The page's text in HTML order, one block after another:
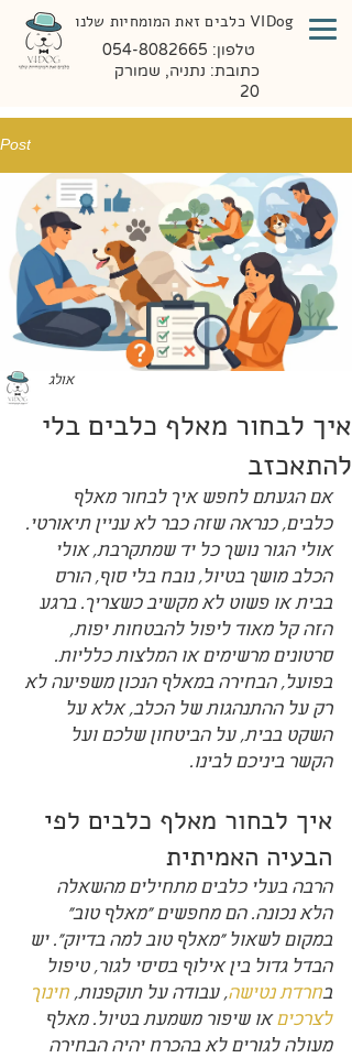
כתובת: נתניה, שמורק
20
טלפון: 054-8082665
VIDog כלבים זאת המומחיות שלנו
Post
איך לבחור מאלף כלבים בלי
להתאכזב
אולג
אם הגעתם לחפש איך לבחור מאלף
כלבים, כנראה שזה כבר לא עניין תיאורטי.
אולי הגור נושך כל יד שמתקרבת, אולי
הכלב מושך בטיול, נובח בלי סוף, הורס
בבית או פשוט לא מקשיב כשצריך. ברגע
הזה קל מאוד ליפול להבטחות יפות,
סרטונים מרשימים או המלצות כלליות.
בפועל, הבחירה במאלף הנכון משפיעה לא
רק על ההתנהגות של הכלב, אלא על
השקט בבית, על הביטחון שלכם ועל
הקשר ביניכם לבינו.
איך לבחור מאלף כלבים לפי
הבעיה האמיתית
הרבה בעלי כלבים מתחילים מהשאלה
הלא נכונה. הם מחפשים "מאלף טוב"
במקום לשאול "מאלף טוב למה בדיוק". יש
הבדל גדול בין אילוף בסיסי לגור, טיפול
בחרדת נטישה, עבודה על תוקפנות, חינוך
לצרכים או שיפור משמעת בטיול. מאלף
מעולה לגורים לא בהכרח יהיה הבחירה